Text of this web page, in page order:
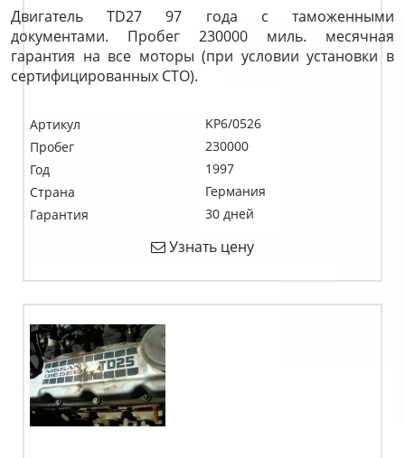
Двигатель TD27 97 года с таможенными
документами. Пробег 230000 миль. месячная
гарантия на все моторы (при условии установки в
сертифицированных СТО).
Артикул
KP6/0526
Пробег
230000
Год
1997
Страна
Германия
Гарантия
30 дней
Узнать цену